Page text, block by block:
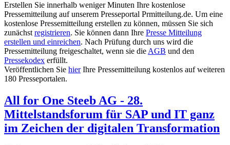
Erstellen Sie innerhalb weniger Minuten Ihre kostenlose
Pressemitteilung auf unserem Presseportal Prmitteilung.de. Um eine
kostenlose Pressemitteilung erstellen zu können, müssen Sie sich
zunächst registrieren. Sie können dann Ihre Presse Mitteilung
erstellen und einreichen. Nach Prüfung durch uns wird die
Pressemitteilung freigeschaltet, wenn sie die AGB und den
Pressekodex erfüllt.
Veröffentlichen Sie hierIhre Pressemitteilung kostenlos auf weiteren
180 Presseportalen.
All for One Steeb AG - 28.
Mittelstandsforum für SAP und IT ganz
im Zeichen der digitalen Transformation